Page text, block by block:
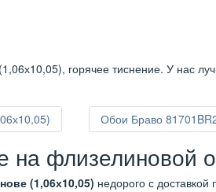
горячее тиснение. У нас
Обои Браво
флизелиновой
(1,06х10,05) недорого с